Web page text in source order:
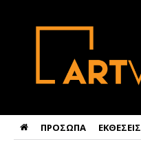
ΠΡΟΣΩΠΑ ΕΚΘΕΣΕΙΣ